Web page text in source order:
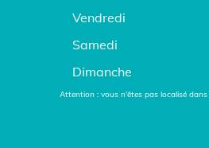
Vendredi
Samedi
Dimanche
Attention : vous n'êtes pas localisé